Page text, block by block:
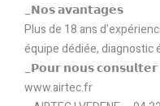
_𝗡𝗼𝘀 𝗮𝘃𝗮𝗻𝘁𝗮𝗴𝗲𝘀
Plus de 18 ans
équipe dédiée, diagnostic
_𝗣𝗼𝘂𝗿 𝗻𝗼𝘂𝘀 𝗰𝗼𝗻𝘀𝘂𝗹𝘁𝗲𝗿
www.airtec.fr